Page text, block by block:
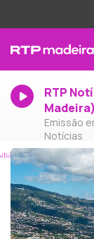
RTP
Madeira)
Emissão
Notícias